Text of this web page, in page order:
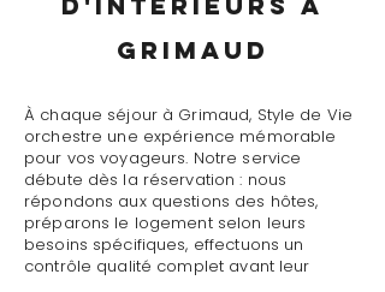
Grimaud
À chaque séjour à Grimaud, Style de Vie
orchestre une expérience mémorable
pour vos voyageurs. Notre service
débute dès la réservation : nous
répondons aux questions des hôtes,
préparons le logement selon leurs
besoins spécifiques, effectuons un
contrôle qualité complet avant leur